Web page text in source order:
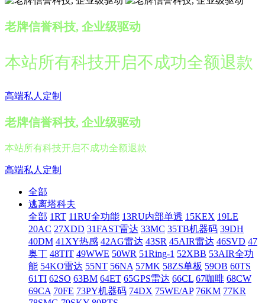
老牌信誉科技, 企业级驱动
本站所有科技开启不成功全额退款
高端私人定制
老牌信誉科技, 企业级驱动
本站所有科技开启不成功全额退款
高端私人定制
全部
逃离塔科夫
全部 1RT 11RU全功能 13RU内部单透 15KEX 19LE
20AC 27XDD 31FAST雷达 33MC 35TB机器码 39DH
40DM 41XY热感 42AG雷达 43SR 45AIR雷达 46SVD 47
奥丁 48TIT 49WWE 50WR 51Ring-1 52XBB 53AIR全功
能 54KO雷达 55NT 56NA 57MK 58ZS单板 59OB 60TS
61TI 62SO 63BM 64ET 65GPS雷达 66CL 67咖啡 68CW
69CA 70FE 73PY机器码 74DX 75WE/AP 76KM 77KR